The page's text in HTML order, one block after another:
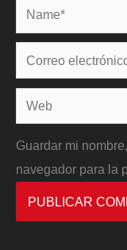
Name*
Correo
electrónico*
Web
Guardar mi
navegador para la